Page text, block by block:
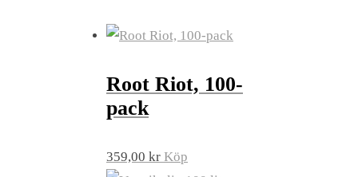
Root Riot, 100-
pack
359,00 kr Köp